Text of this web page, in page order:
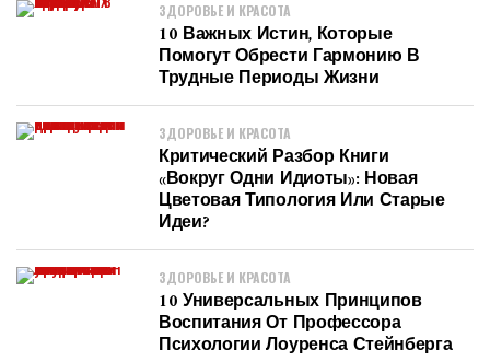
ЗДОРОВЬЕ И КРАСОТА
10 Важных Истин, Которые
Помогут Обрести Гармонию В
Трудные Периоды Жизни
ЗДОРОВЬЕ И КРАСОТА
Критический Разбор Книги
«Вокруг Одни Идиоты»: Новая
Цветовая Типология Или Старые
Идеи?
ЗДОРОВЬЕ И КРАСОТА
10 Универсальных Принципов
Воспитания От Профессора
Психологии Лоуренса Стейнберга